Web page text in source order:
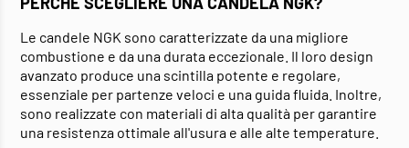
Le candele NGK sono caratterizzate da una migliore
combustione e da una durata eccezionale. Il loro design
avanzato produce una scintilla potente e regolare,
essenziale per partenze veloci e una guida fluida. Inoltre,
sono realizzate con materiali di alta qualità per garantire
una resistenza ottimale all'usura e alle alte temperature.